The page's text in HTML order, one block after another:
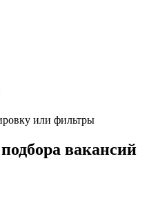
или фильтры
вакансий